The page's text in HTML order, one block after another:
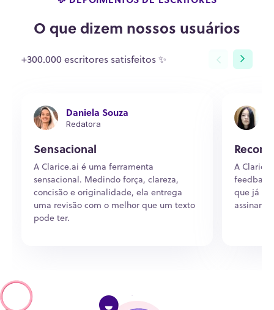
O que dizem nossos usuários
+300.000 escritores satisfeitos ✨
Daniela Souza
Redatora
Sensacional
A Clarice.ai é uma ferramenta
sensacional. Medindo força, clareza,
concisão e originalidade, ela entrega
uma revisão com o melhor que um texto
pode ter.
A
que já vi.
assinar.